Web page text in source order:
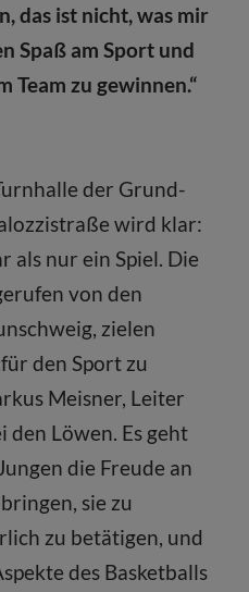
das ist nicht, was mir
Spaß am Sport und
Team zu gewinnen.“
der Grund-
wird klar:
als nur ein Spiel. Die
von den
zielen
den Sport zu
Meisner, Leiter
Löwen. Es geht
die Freude an
sie zu
zu betätigen, und
des Basketballs